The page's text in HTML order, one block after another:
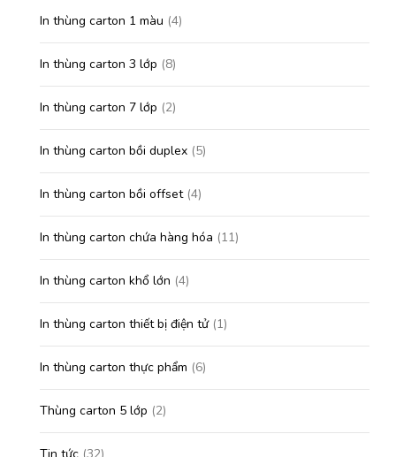
In thùng carton 1 màu (4)
In thùng carton 3 lớp (8)
In thùng carton 7 lớp (2)
In thùng carton bồi duplex (5)
In thùng carton bồi offset(4)
In thùng carton chứa hàng hóa (11)
In thùng carton khổ lớn (4)
In thùng carton thiết bị điện tử(1)
In thùng carton thực phẩm (6)
Thùng carton 5 lớp (2)